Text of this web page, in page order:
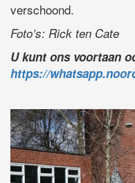
verschoond.
Foto’s: Rick ten Cate
U kunt ons voortaan
https://